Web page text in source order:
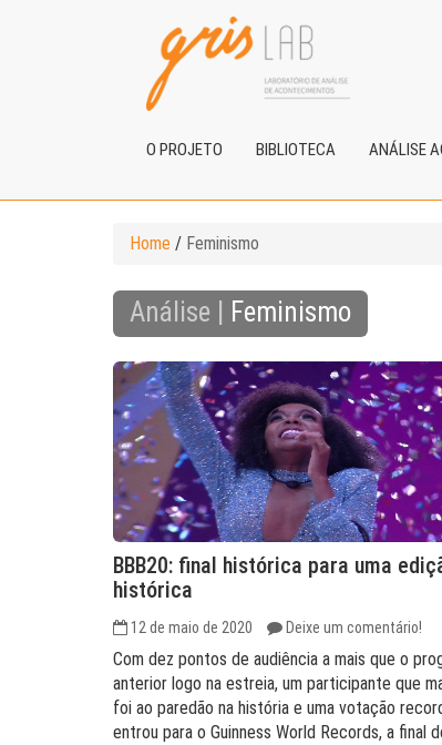
O PROJETO BIBLIOTECA ANÁLISE
Home / Feminismo
Análise | Feminismo
BBB20: final histórica para uma
histórica
12 de maio de 2020 Deixe um comentário!
Com dez pontos de audiência a mais que o
anterior logo na estreia, um participante que
foi ao paredão na história e uma votação
entrou para o Guinness World Records, a final